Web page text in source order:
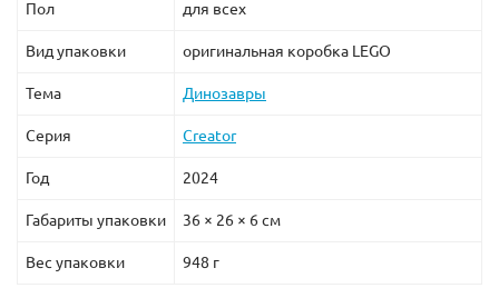
Пол для всех
Вид упаковки оригинальная коробка LEGO
Тема Динозавры
Серия Creator
Год 2024
Габариты упаковки 36 × 26 × 6 см
Вес упаковки 948 г